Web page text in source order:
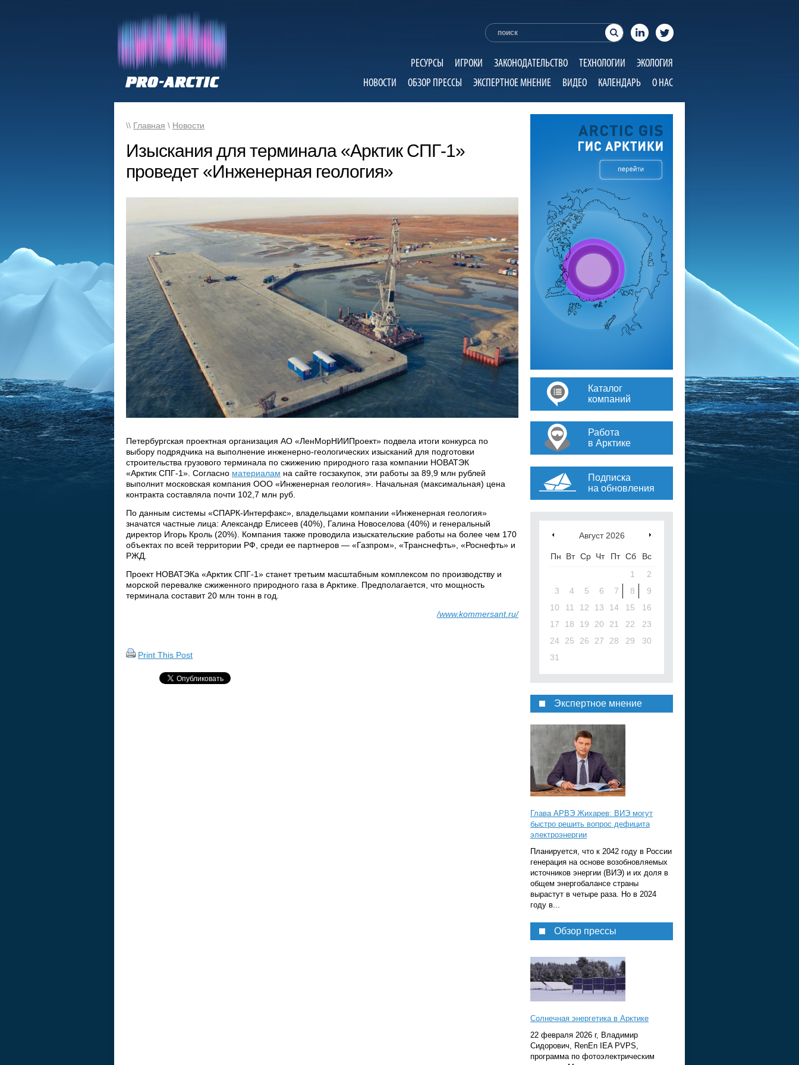
РЕСУРСЫ ИГРОКИ ЗАКОНОДАТЕЛЬСТВО ТЕХНОЛОГИИ
ЭКОЛОГИЯ
НОВОСТИ
ОБЗОР ПРЕССЫ ЭКСПЕРТНОЕ МНЕНИЕ ВИДЕО КАЛЕНДАРЬ О НАС
\\ Главная \ Новости
Изыскания для терминала «Арктик СПГ-1»
проведет «Инженерная геология»
Петербургская проектная организация АО «ЛенМорНИИПроект» подвела итоги конкурса по
выбору подрядчика на выполнение инженерно-геологических изысканий для подготовки
строительства грузового терминала по сжижению природного газа компании НОВАТЭК
«Арктик СПГ-1». Согласно материалам на сайте госзакупок, эти работы за 89,9 млн рублей
выполнит московская компания ООО «Инженерная геология». Начальная (максимальная) цена
контракта составляла почти 102,7 млн руб.
По данным системы «СПАРК-Интерфакс», владельцами компании «Инженерная геология»
значатся частные лица: Александр Елисеев (40%), Галина Новоселова (40%) и генеральный
директор Игорь Кроль (20%). Компания также проводила изыскательские работы на более чем 170
объектах по всей территории РФ, среди ее партнеров — «Газпром», «Транснефть», «Роснефть» и
РЖД.
Проект НОВАТЭКа «Арктик СПГ-1» станет третьим масштабным комплексом по производству и
морской перевалке сжиженного природного газа в Арктике. Предполагается, что мощность
терминала составит 20 млн тонн в год.
/www.kommersant.ru/
Print This Post
Каталог
компаний
Работа
в Арктике
Подписка
на обновления
Август 2026
Пн Вт Ср Чт Пт Сб
Вс
1
2
3
4 5 6 7 8
9
10
11 12 13 14 15
16
17
18 19 20 21 22
23
24
25 26 27 28 29
30
31
Экспертное мнение
Глава АРВЭ Жихарев: ВИЭ могут
быстро решить вопрос дефицита
электроэнергии
Планируется, что к 2042 году в России
генерация на основе возобновляемых
источников энергии (ВИЭ) и их доля в
общем энергобалансе страны
вырастут в четыре раза. Но в 2024
году в...
Обзор прессы
Солнечная энергетика в Арктике
22 февраля 2026 г, Владимир
Сидорович, RenEn IEA PVPS,
программа по фотоэлектрическим